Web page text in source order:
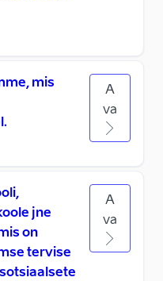
mis
A
va
jne
on
tervise
A
va